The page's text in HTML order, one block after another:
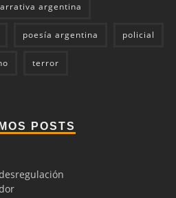
argentina
poesía argentina policial
terror
POSTS